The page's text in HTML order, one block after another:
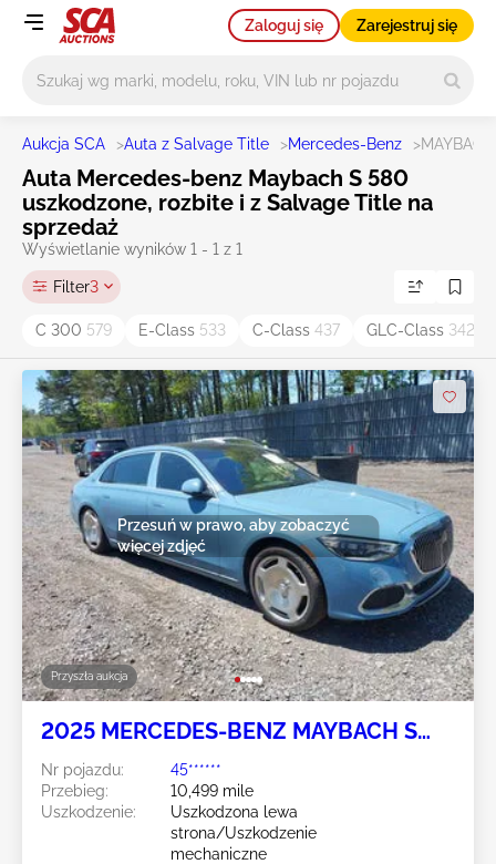
Zaloguj się Zarejestruj się
Aukcja SCA >Auta z Salvage Title >Mercedes-Benz >
Auta Mercedes-benz Maybach S 580
uszkodzone, rozbite i z Salvage Title na
sprzedaż
Wyświetlanie wyników 1 - 1 z 1
Filter3
C 300 579 E-Class 533 C-Class 437 GLC-Class 342
Przyszła aukcja
Przesuń w prawo, aby zobaczyć
więcej zdjęć
2025 MERCEDES-BENZ MAYBACH S
580 4.0L
Nr pojazdu:
45******
Przebieg:
10,499 mile
Uszkodzenie:
Uszkodzona lewa
strona/Uszkodzenie
mechaniczne